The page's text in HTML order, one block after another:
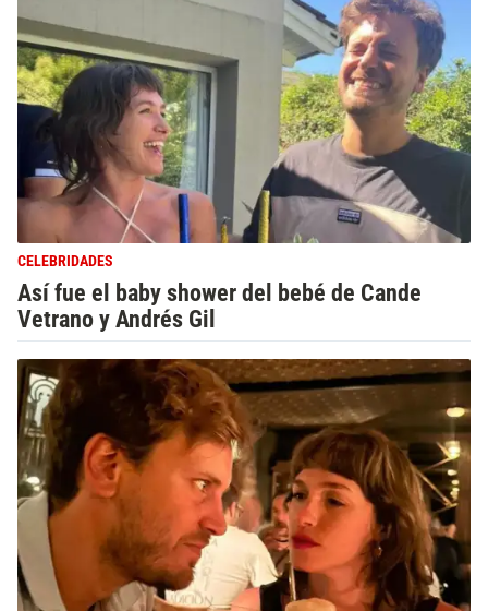
CELEBRIDADES
Así fue el baby shower del bebé de Cande
Vetrano y Andrés Gil